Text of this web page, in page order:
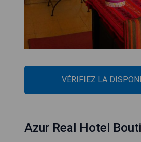
VÉRIFIEZ LA
Azur Real Hotel